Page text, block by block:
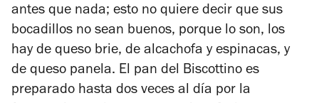
antes que nada; esto no quiere decir que sus
bocadillos no sean buenos, porque lo son, los
hay de queso brie, de alcachofa y espinacas, y
de queso panela. El pan del Biscottino es
preparado hasta dos veces al día por la